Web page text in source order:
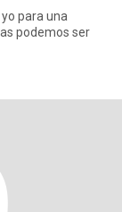
para una
podemos ser